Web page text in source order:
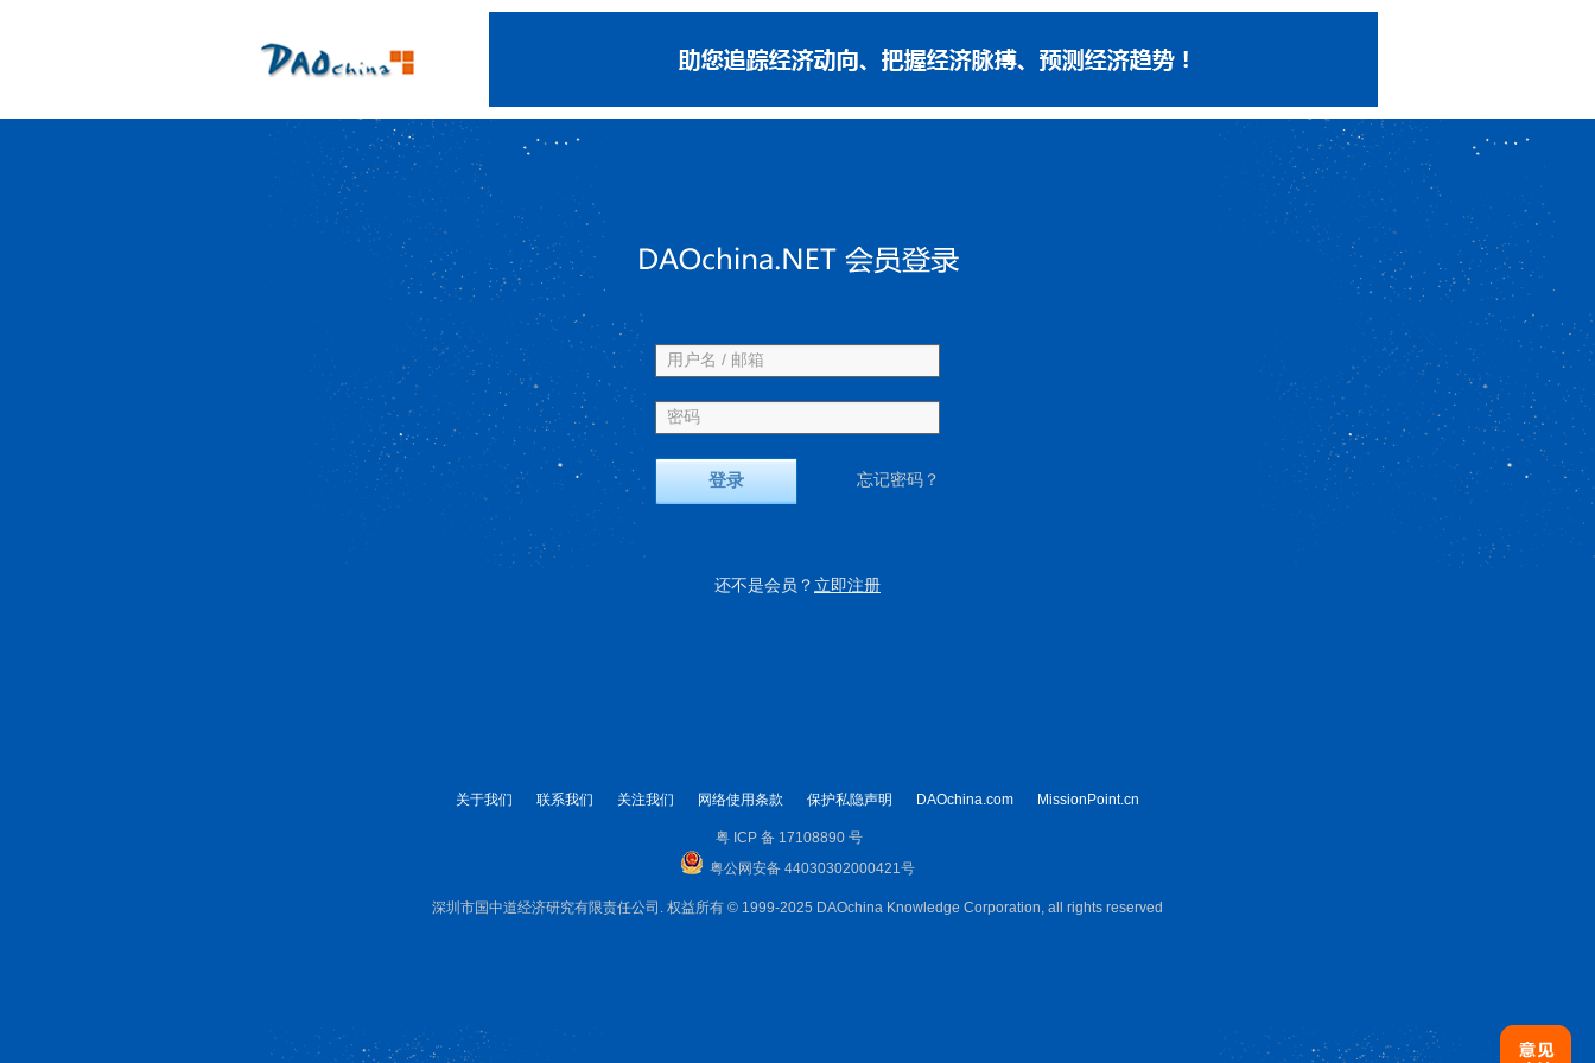
用户名 / 邮箱
密码
登录 忘记密码？
还不是会员？ 立即注册
关于我们 联系我们 关注我们 网络使用条款 保护私隐声明 DAOchina.com MissionPoint.cn
粤 ICP 备 17108890 号
粤公网安备 44030302000421号
深圳市国中道经济研究有限责任公司. 权益所有 © 1999-2025 DAOchina Knowledge Corporation, all rights reserved